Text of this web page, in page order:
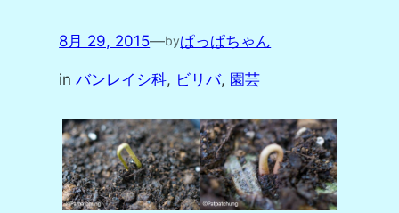
8月 29, 2015—byぱっぱちゃん
inバンレイシ科, ビリバ, 園芸